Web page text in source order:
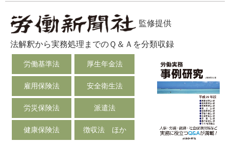
監修提供
法解釈から実務処理までのＱ＆Ａを分類収録
労働基準法 厚生年金法
雇用保険法 安全衛生法
労災保険法 派遣法
健康保険法 徴収法 ほか